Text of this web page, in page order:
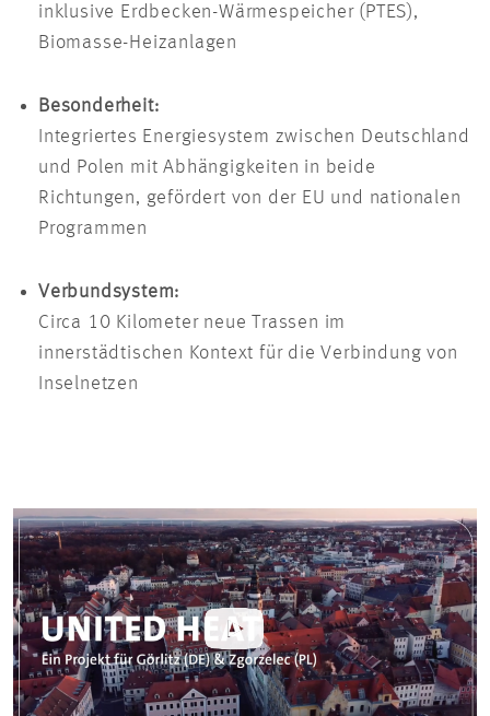
inklusive Erdbecken-Wärmespeicher (PTES),
Biomasse-Heizanlagen
Besonderheit:
Integriertes Energiesystem zwischen Deutschland
und Polen mit Abhängigkeiten in beide
Richtungen, gefördert von der EU und nationalen
Programmen
Verbundsystem:
Circa 10 Kilometer neue Trassen im
innerstädtischen Kontext für die Verbindung von
Inselnetzen